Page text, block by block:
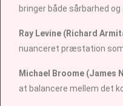
bringer både sårbarhed
Ray Levine (Richard
nuanceret præstation
Michael Broome (James
at balancere mellem det